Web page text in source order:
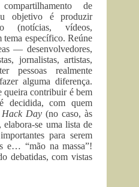
de
objetivo é produzir
(notícias, vídeos,
tema específico. Reúne
— desenvolvedores,
jornalistas, artistas,
realmente
alguma diferença.
queira contribuir é bem
decidida, com quem
Hack Day (no caso, às
se uma lista de
para serem
e… “mão na massa”!
debatidas, com vistas